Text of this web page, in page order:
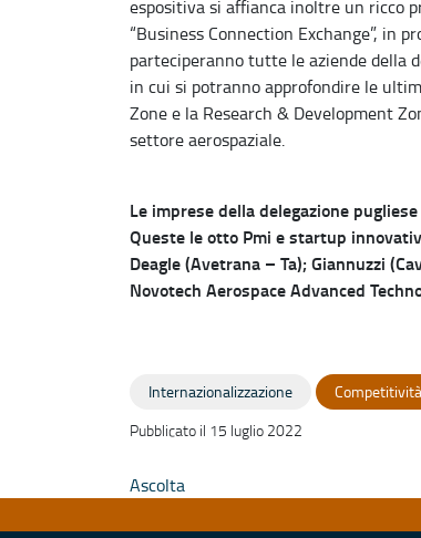
espositiva si affianca inoltre un ricco
“Business Connection Exchange”, in
parteciperanno tutte le aziende della
in cui si potranno approfondire le
Zone e la Research & Development
settore aerospaziale.
Le imprese della delegazione pugliese
Queste le otto Pmi e startup
Deagle (Avetrana – Ta); Giannuzzi
Novotech Aerospace Advanced
Internazionalizzazione
Pubblicato il 15 luglio 2022
Ascolta